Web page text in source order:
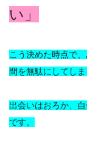
い」
こう決めた時点で
間を無駄にしてしま
出会いはおろか、
です。